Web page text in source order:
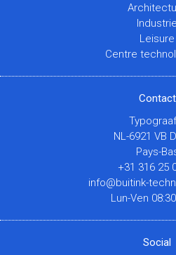
Industrie
Leisure
Centre
Contact
NL-6921 VB
Pays-
+31 316 25
info@buitink-
Lun-Ven
Social